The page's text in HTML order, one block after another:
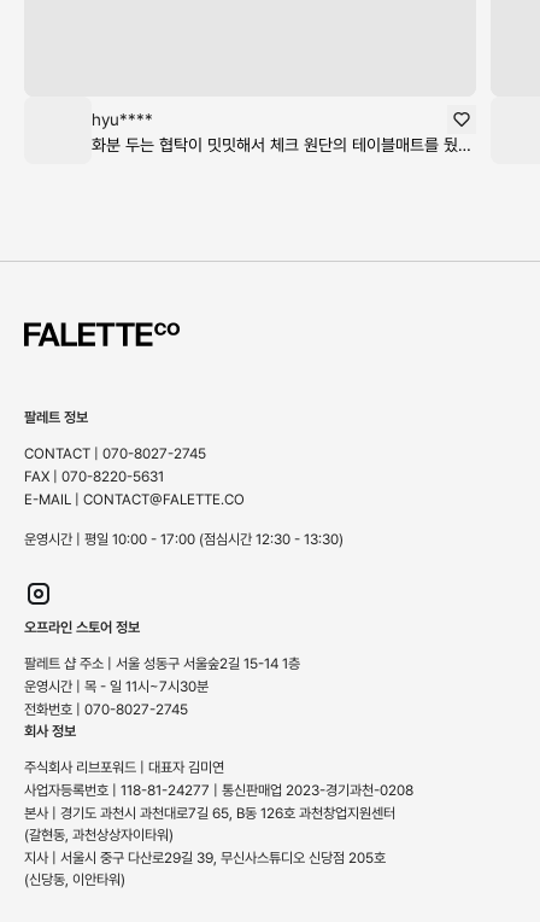
hyu****
화분 두는 협탁이 밋밋해서 체크 원단의 테이블매트를 뒀더니 공간이 훨씬 따뜻한 느낌으로 바뀌었어요
팔레트 정보
CONTACT | 070-8027-2745
FAX | 070-8220-5631
E-MAIL | CONTACT@FALETTE.CO
운영시간 | 평일 10:00 - 17:00 (점심시간 12:30 - 13:30)
오프라인 스토어 정보
팔레트 샵 주소 | 서울 성동구 서울숲2길 15-14 1층
운영시간 | 목 - 일 11시~7시30분
전화번호 | 070-8027-2745
회사 정보
주식회사 리브포워드 | 대표자 김미연
사업자등록번호 | 118-81-24277 | 통신판매업 2023-경기과천-0208
본사 | 경기도 과천시 과천대로7길 65, B동 126호 과천창업지원센터
(갈현동, 과천상상자이타워)
지사 | 서울시 중구 다산로29길 39, 무신사스튜디오 신당점 205호
(신당동, 이안타워)